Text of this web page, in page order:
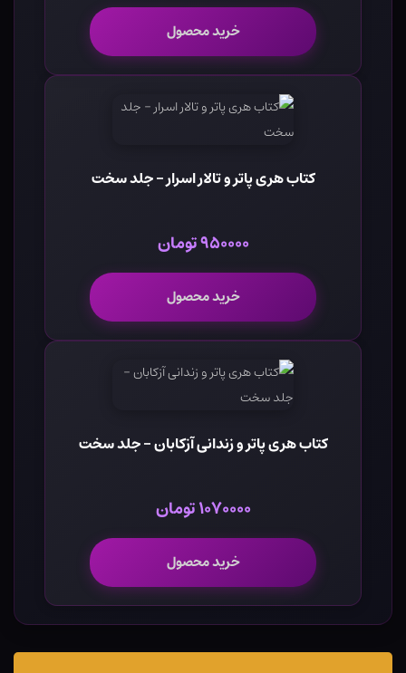
خرید محصول
کتاب هری پاتر و تالار اسرار - جلد سخت
۹۵۰۰۰۰ تومان
خرید محصول
کتاب هری پاتر و زندانی آزکابان - جلد سخت
۱۰۷۰۰۰۰ تومان
خرید محصول